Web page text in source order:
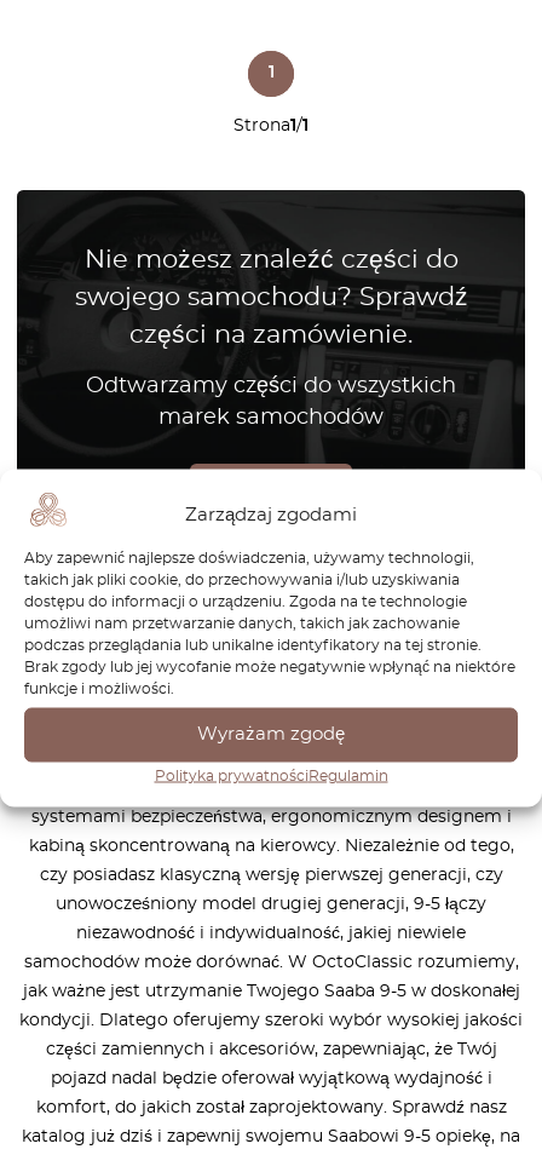
Zarządzaj zgodami
Aby zapewnić najlepsze doświadczenia, używamy technologii,
takich jak pliki cookie, do przechowywania i/lub uzyskiwania
dostępu do informacji o urządzeniu. Zgoda na te technologie
umożliwi nam przetwarzanie danych, takich jak zachowanie
podczas przeglądania lub unikalne identyfikatory na tej stronie.
Brak zgody lub jej wycofanie może negatywnie wpłynąć na niektóre
funkcje i możliwości.
Wyrażam zgodę
Polityka prywatnościRegulamin
Strona1/1
1
Nie możesz znaleźć części do
swojego samochodu? Sprawdź
części na zamówienie.
Odtwarzamy części do wszystkich
marek samochodów
Saab 9-5 to model flagowy, który wciela w życie istotę
skandynawskiej inżynierii samochodowej. Zaprojektowany z
myślą o tych, którzy cenią sobie wydajność, bezpieczeństwo
i komfort, 9-5 łączy turbodoładowaną moc z doskonałą
dynamiką jazdy i przestronnym, luksusowym wnętrzem.
Dostępny w wersjach sedan i kombi, Saab 9-5 wyróżnia się
innowacyjną technologią, w tym zaawansowanymi
systemami bezpieczeństwa, ergonomicznym designem i
kabiną skoncentrowaną na kierowcy. Niezależnie od tego,
czy posiadasz klasyczną wersję pierwszej generacji, czy
unowocześniony model drugiej generacji, 9-5 łączy
niezawodność i indywidualność, jakiej niewiele
samochodów może dorównać. W OctoClassic rozumiemy,
jak ważne jest utrzymanie Twojego Saaba 9-5 w doskonałej
kondycji. Dlatego oferujemy szeroki wybór wysokiej jakości
części zamiennych i akcesoriów, zapewniając, że Twój
pojazd nadal będzie oferował wyjątkową wydajność i
komfort, do jakich został zaprojektowany. Sprawdź nasz
katalog już dziś i zapewnij swojemu Saabowi 9-5 opiekę, na